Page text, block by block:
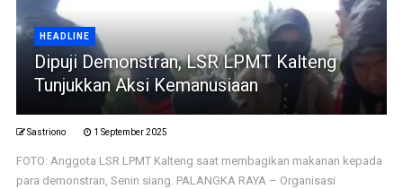
HEADLINE
Dipuji Demonstran, LSR LPMT Kalteng
Tunjukkan Aksi Kemanusiaan
Sastriono 1 September 2025
FOTO: Anggota LSR LPMT Kalteng saat membagikan makanan kepada
para demonstran, Senin siang. PALANGKA RAYA – Organisasi